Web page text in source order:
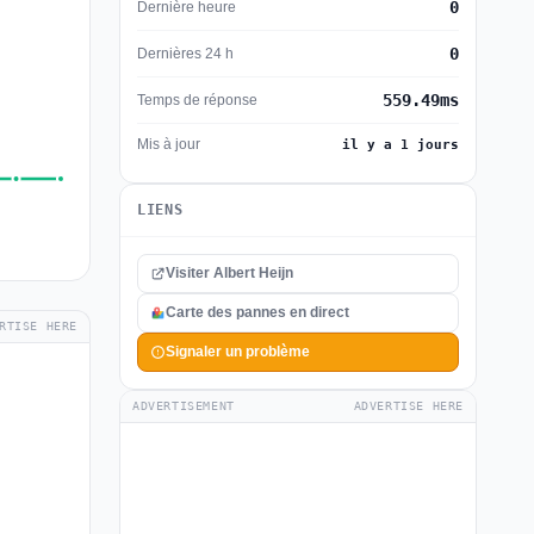
HERE
Dernière heure 0
Dernières 24 h 0
Temps de réponse 559.49ms
Mis à jour il y a 1 jours
LIENS
Visiter Albert Heijn
Carte des pannes en direct
Signaler un problème
ADVERTISEMENT ADVERTISE HERE